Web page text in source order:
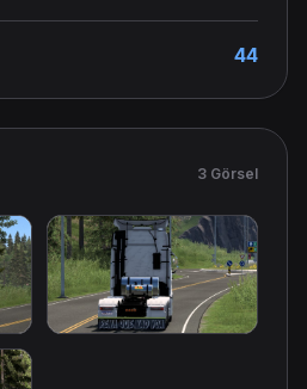
44
3 Görsel